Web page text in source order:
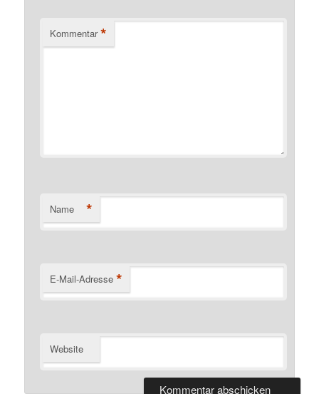
Kommentar *
Name *
E-Mail-Adresse *
Website